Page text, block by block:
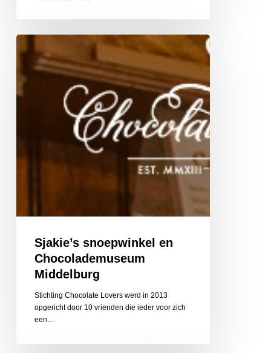
snoepwinkel
Chocolademuseum
Sjakie’s snoepwinkel en
Chocolademuseum
Middelburg
Stichting Chocolate Lovers werd in 2013
opgericht door 10 vrienden die ieder voor zich
een…